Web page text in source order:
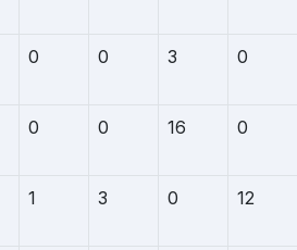
0 0 3 0
0 0 16 0
1 3 0 12